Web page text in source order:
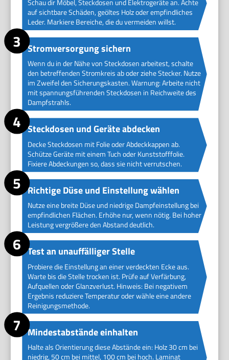
Schau dir Möbel, Steckdosen und Elektrogeräte an. Achte
auf sichtbare Schäden, geöltes Holz oder empfindliches
Leder. Markiere Bereiche, die du vermeiden willst.
Stromversorgung sichern
Wenn du in der Nähe von Steckdosen arbeitest, schalte
den betreffenden Stromkreis ab oder ziehe Stecker. Nutze
im Zweifel den Sicherungskasten. Warnung: Arbeite nicht
mit spannungsführenden Steckdosen in Reichweite des
Dampfstrahls.
Steckdosen und Geräte abdecken
Decke Steckdosen mit Folie oder Abdeckkappen ab.
Schütze Geräte mit einem Tuch oder Kunststofffolie.
Fixiere Abdeckungen so, dass sie nicht verrutschen.
Richtige Düse und Einstellung wählen
Nutze eine breite Düse und niedrige Dampfeinstellung bei
empfindlichen Flächen. Erhöhe nur, wenn nötig. Bei hoher
Leistung vergrößere den Abstand deutlich.
Test an unauffälliger Stelle
Probiere die Einstellung an einer verdeckten Ecke aus.
Warte bis die Stelle trocken ist. Prüfe auf Verfärbung,
Aufquellen oder Glanzverlust. Hinweis: Bei negativem
Ergebnis reduziere Temperatur oder wähle eine andere
Reinigungsmethode.
Mindestabstände einhalten
Halte als Orientierung diese Abstände ein: Holz 30 cm bei
niedrig, 50 cm bei mittel, 100 cm bei hoch. Laminat